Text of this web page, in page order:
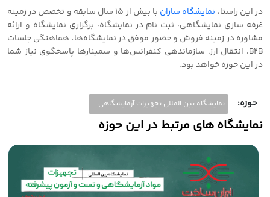
در این راستا، نمایشگاه سازان
با بیش از 15 سال سابقه و تخصص در زمینه
غرفه سازی نمایشگاهی، ثبت نام در نمایشگاه، برگزاری نمایشگاه و ارائه
مشاوره در زمینه فروش و حضور موفق در نمایشگاه‌ها، هماهنگی جلسات
B2B، انتقال ارز، سازماندهی کنفرانس‌ها و سمینارها پاسخگوی نیاز شما
در این حوزه خواهد بود.
حوزه: نمایشگاه بین المللی تجهیزات آزمایشگاهی
نمایشگاه های مرتبط در این حوزه